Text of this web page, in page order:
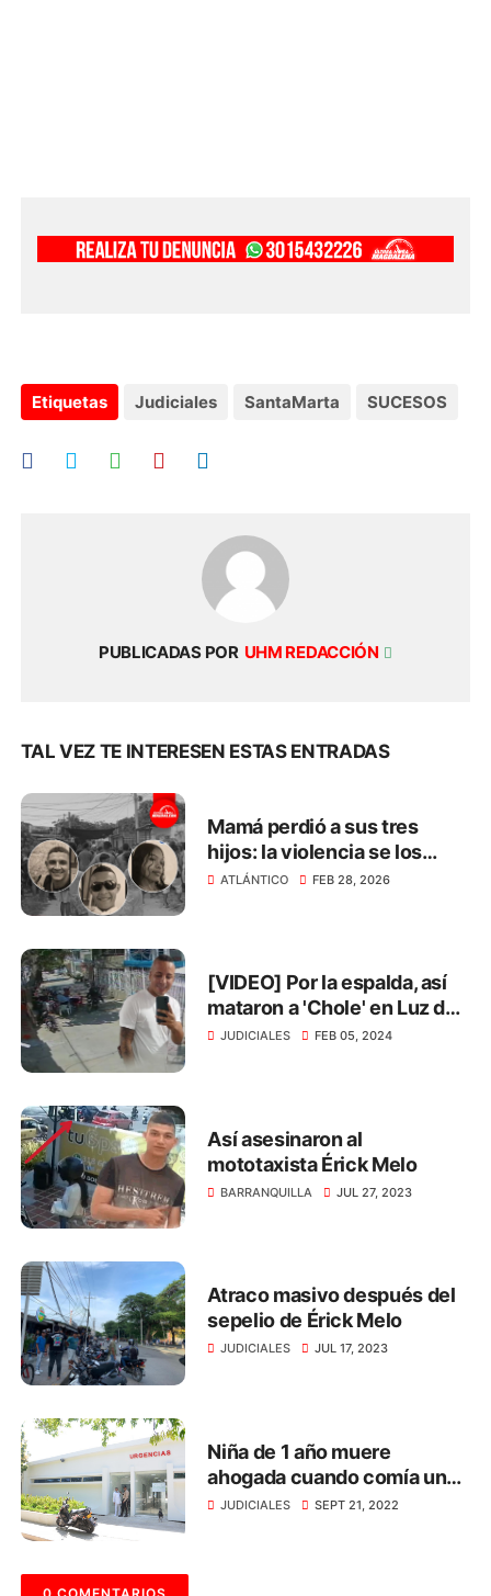
Etiquetas Judiciales SantaMarta SUCESOS
PUBLICADAS POR UHM REDACCIÓN
TAL VEZ TE INTERESEN ESTAS ENTRADAS
Mamá perdió a sus tres
hijos: la violencia se los
arrebató en menos de 3
ATLÁNTICO FEB 28, 2026
[VIDEO] Por la espalda, así
mataron a 'Chole' en Luz del
Mundo
JUDICIALES FEB 05, 2024
Así asesinaron al
mototaxista Érick Melo
BARRANQUILLA JUL 27, 2023
Atraco masivo después del
sepelio de Érick Melo
JUDICIALES JUL 17, 2023
Niña de 1 año muere
ahogada cuando comía un
dulce, en Santa Marta
JUDICIALES SEPT 21, 2022